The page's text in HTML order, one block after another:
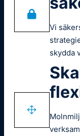
Vi
skydda